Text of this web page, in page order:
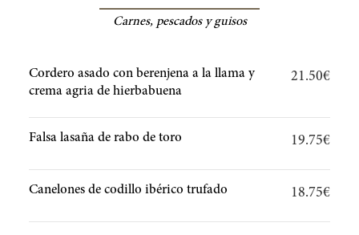
Carnes, pescados y guisos
Cordero asado con berenjena a la llama y
crema agria de hierbabuena
21.50€
Falsa lasaña de rabo de toro 19.75€
Canelones de codillo ibérico trufado 18.75€